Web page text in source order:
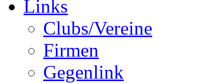
Links
Clubs/Vereine
Firmen
Gegenlink